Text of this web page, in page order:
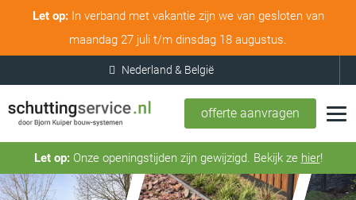
Let op:In verband met vakantie zijn we van gesloten van
maandag 27 juli t/m dinsdag 18 augustus.
offerte aanvragen
Let op:Onze openingstijden zijn gewijzigd. Bekijk ze hier!